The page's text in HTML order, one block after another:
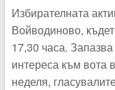
Избирателната
Войводиново,
17,30 часа.
интереса към вота
неделя,